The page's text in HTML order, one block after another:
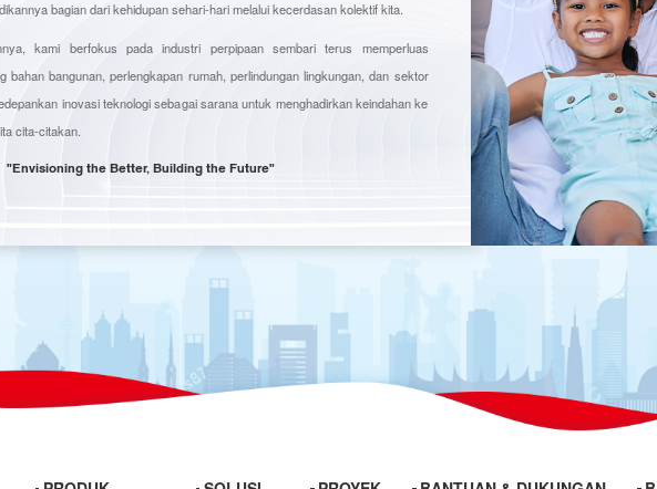
bagian dari kehidupan sehari-hari melalui kecerdasan kolektif kita.
kami berfokus pada industri perpipaan sembari terus memperluas
bahan bangunan, perlengkapan rumah, perlindungan lingkungan, dan sektor
inovasi teknologi sebagai sarana untuk menghadirkan keindahan ke
cita-citakan.
"Envisioning the Better, Building the Future"